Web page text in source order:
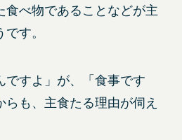
食べ物であることなどが主
す。
ですよ」が、「食事です
も、主食たる理由が伺え